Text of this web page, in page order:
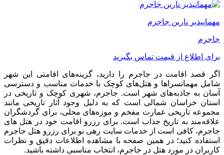
مهمانپذیر نارین جاجرم
جاجرم
برای اطلاع از قیمت تماس بگیرید
اگر قصد اقامت در جاجرم را دارید، گزینه‌های اقامتی این شهر
شامل مهمانسراها و هتل‌های کوچک با خدمات مناسب و دسترسی
آسان به جاذبه‌های شهر است. جاجرم، شهری کوچک و تاریخی در
استان خراسان شمالی است که به دلیل وجود آثار تاریخی مانند
مجموعه تاریخی عمارت مفخم و موزه‌های محلی، برای گردشگران
علاقه‌مند به تاریخ جذاب است. برای رزرو اقامت خود در هتل های
جاجرم، کافی است از خدمات سایت رهی نو برای رزرو هتل جاجرم
استفاده کنید؛ در همین صفحه با مشاهده اطلاعات دقیق و نظرات
کاربران در مورد هتل در جاجرم، انتخاب مناسبی داشته باشید.